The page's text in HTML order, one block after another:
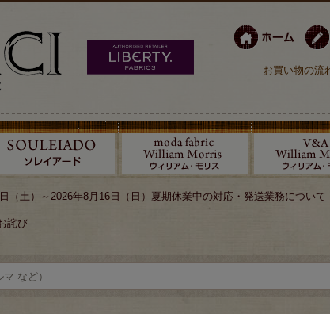
お買い物の流
（土）～2026年8月16日（日）夏期休業中の対応・発送業務について
詫び